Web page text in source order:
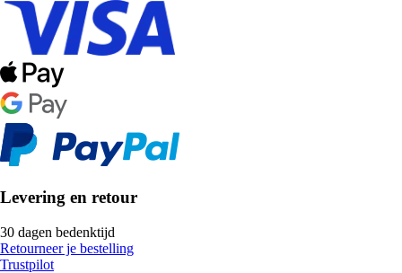
Levering en retour
30 dagen bedenktijd
Retourneer je bestelling
Trustpilot